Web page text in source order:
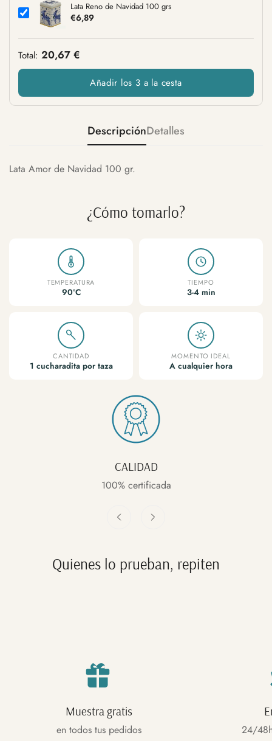
Lata Reno de Navidad 100 grs
€6,89
Total: 20,67 €
Añadir los 3 a la cesta
DescripciónDetalles
Lata Amor de Navidad 100 gr.
¿Cómo tomarlo?
TEMPERATURA
90ºC
TIEMPO
3-4 min
CANTIDAD
1 cucharadita por taza
MOMENTO IDEAL
A cualquier hora
CALIDAD
100% certificada
Quienes lo prueban, repiten
Muestra gratis
en todos tus pedidos 24/